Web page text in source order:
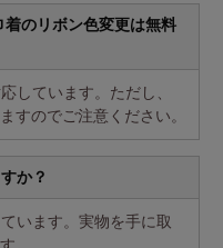
のリボン色変更は無料
しています。ただし、
すのでご注意ください。
か？
います。実物を手に取
。